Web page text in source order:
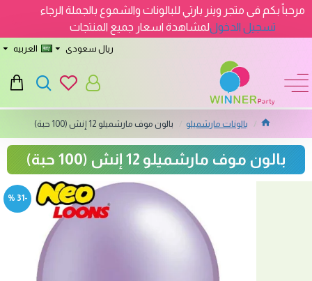
مرحباً بكم فى متجر وينر بارتي للبالونات والشموع بالجملة الرجاء
تسجيل الدخوللمشاهدة اسعار جميع المنتجات
ريال سعودى العربيه
بالونات مارشميلو بالون موف مارشميلو 12 إنش (100 حبة)
بالون موف مارشميلو 12 إنش (100 حبة)
-31 %